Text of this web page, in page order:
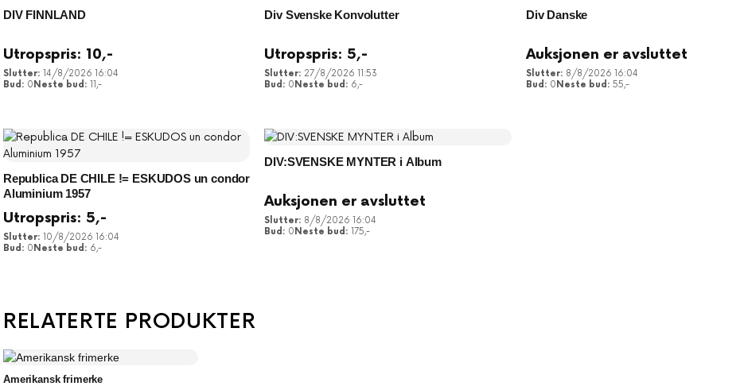
DIV FINNLAND
Utropspris: 10,-
14/8/2026 16:04
0
11 ,-
Div Svenske Konvolutter
Utropspris: 5,-
27/8/2026 11:53
0
6,-
Div Danske
Auksjonen er avsluttet
8/8/2026 16:04
0
55,-
Republica DE CHILE != ESKUDOS un condor
Aluminium 1957
Utropspris: 5,-
10/8/2026 16:04
0
6,-
DIV:SVENSKE MYNTER i Album
Auksjonen er avsluttet
8/8/2026 16:04
0
175,-
RELATERTE PRODUKTER
Amerikansk frimerke